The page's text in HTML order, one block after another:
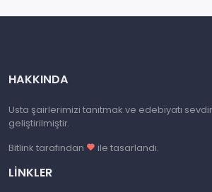
HAKKINDA
Usta şairlerimizi tanıtmak ve edebiyatı
geliştirilmiştir.
Bitlink tarafından
ile tasarlandı.
LINKLER